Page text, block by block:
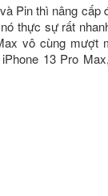
Pin thì nâng
thực sự rất
vô cùng mượt
13 Pro